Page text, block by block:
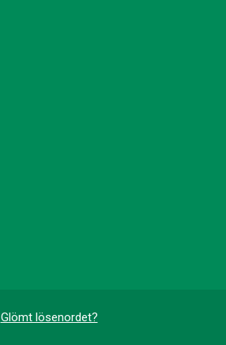
Glömt lösenordet?